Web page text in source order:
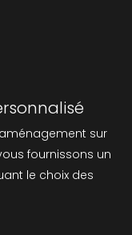
sur
fournissons un
le choix des